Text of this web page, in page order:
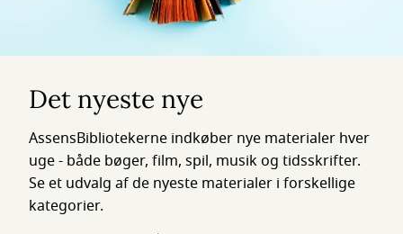
Det nyeste nye
AssensBibliotekerne indkøber nye materialer hver
uge - både bøger, film, spil, musik og tidsskrifter.
Se et udvalg af de nyeste materialer i forskellige
kategorier.